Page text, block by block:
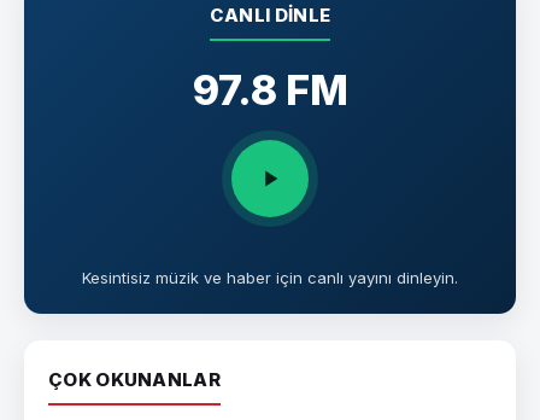
CANLI DINLE
97.8 FM
Kesintisiz müzik ve haber için canlı yayını dinleyin.
ÇOK OKUNANLAR